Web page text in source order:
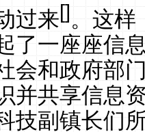
过来[]。这样
了一座座信
会和政府部
并共享信息
技副镇长们